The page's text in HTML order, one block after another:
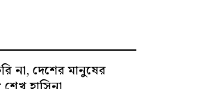
না, দেশের মানুষের